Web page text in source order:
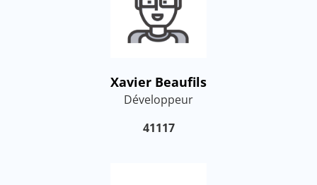
Xavier Beaufils
Développeur
41117